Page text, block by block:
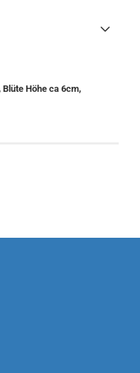
Höhe ca 6cm,